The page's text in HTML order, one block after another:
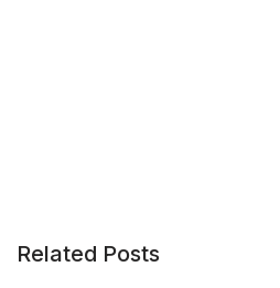
Related Posts